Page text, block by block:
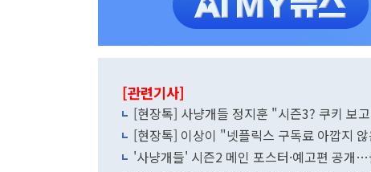
[관련기사]
[현장톡] 사냥개들 정지훈 "시즌3? 쿠키 보
[현장톡] 이상이 "넷플릭스 구독료 아깝지
'사냥개들' 시즌2 메인 포스터·예고편 공개